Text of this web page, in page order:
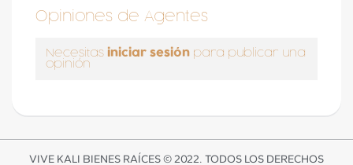
Opiniones de Agentes
Necesitas iniciar sesión para publicar una
opinión
VIVE KALI BIENES RAÍCES © 2022. TODOS LOS DERECHOS